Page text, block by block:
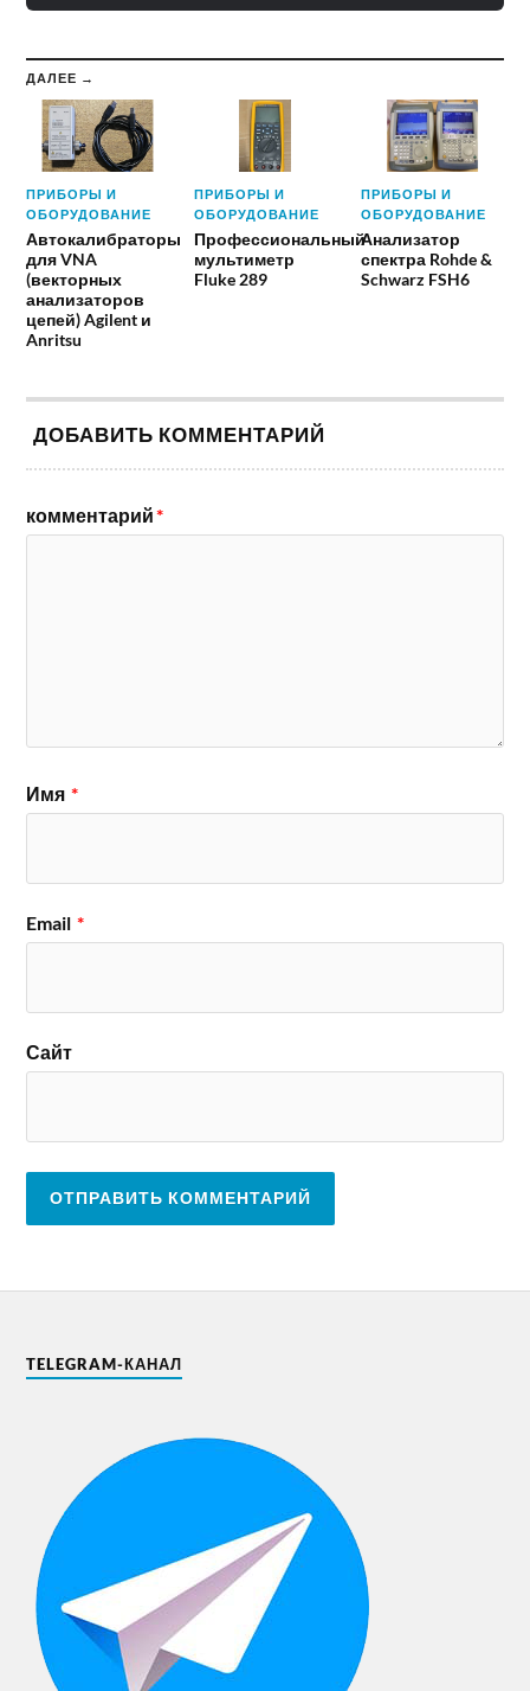
ДАЛЕЕ →
ПРИБОРЫ И
ОБОРУДОВАНИЕ
Автокалибраторы
для VNA
(векторных
анализаторов
цепей) Agilent и
Anritsu
ПРИБОРЫ И
ОБОРУДОВАНИЕ
Профессиональный
мультиметр
Fluke 289
ПРИБОРЫ И
ОБОРУДОВАНИЕ
Анализатор
спектра Rohde &
Schwarz FSH6
ДОБАВИТЬ КОММЕНТАРИЙ
комментарий*
Имя *
Email *
Сайт
TELEGRAM-КАНАЛ